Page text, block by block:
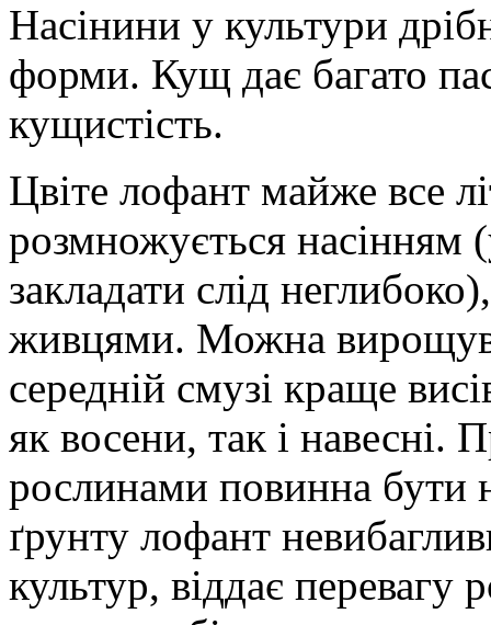
Насінини у культури
форми. Кущ дає багато
кущистість.
Цвіте лофант майже все
розмножується насінням
закладати слід
живцями. Можна
середній смузі краще
як восени, так і навесні.
рослинами повинна
ґрунту лофант
культур, віддає